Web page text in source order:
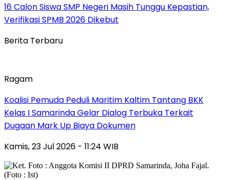
16 Calon Siswa SMP Negeri Masih Tunggu Kepastian,
Verifikasi SPMB 2026 Dikebut
Berita Terbaru
Ragam
Koalisi Pemuda Peduli Maritim Kaltim Tantang BKK
Kelas I Samarinda Gelar Dialog Terbuka Terkait
Dugaan Mark Up Biaya Dokumen
Kamis, 23 Jul 2026 - 11:24 WIB